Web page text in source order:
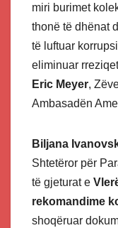
miri burimet
thonë të dhënat
të luftuar
eliminuar
Eric Meyer,
Ambasadën
Biljana
Shtetëror për
të gjeturat e
rekomandime
shoqëruar